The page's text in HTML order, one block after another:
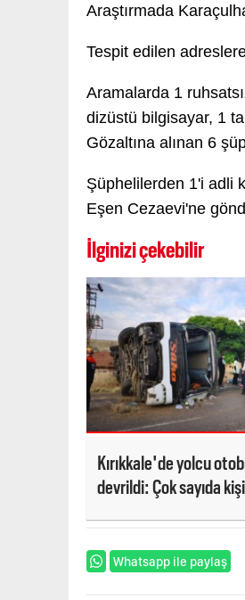
Araştırmada
Tespit edilen
Aramalarda 1
dizüstü bilgisayar, 1
Gözaltına alınan 6
Şüphelilerden 1'i adli
Eşen Cezaevi'ne
İlginizi çekebilir
Kırıkkale'de yolcu
devrildi: Çok sayıda
Whatsapp ile paylaş